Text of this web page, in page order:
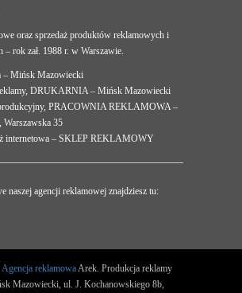
oraz sprzedaż produktów reklamowych i
rok zał. 1988 r. w Warszawie.
– Mińsk Mazowiecki
DRUKARNIA – Mińsk Mazowiecki
PRACOWNIA REKLAMOWA –
Warszawska 35
internetowa – SKLEP REKLAMOWY
naszej agencji reklamowej znajdziesz tu:
Agencja reklamowaArek. Produkcja reklamy
Mazowiecki, ul. J. Kochanowskiego 8b,